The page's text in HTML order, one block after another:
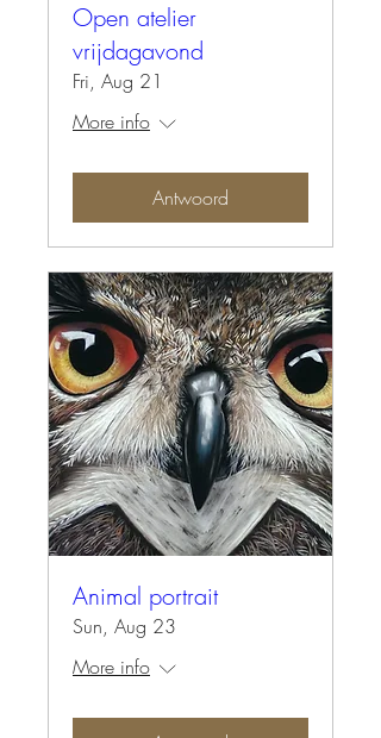
Open atelier
vrijdagavond
Fri, Aug 21
More info
Antwoord
Animal portrait
Sun, Aug 23
More info